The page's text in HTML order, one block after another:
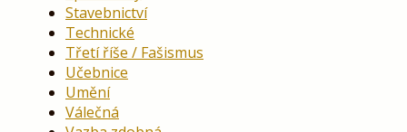
Stavebnictví
Technické
Třetí říše / Fašismus
Učebnice
Umění
Válečná